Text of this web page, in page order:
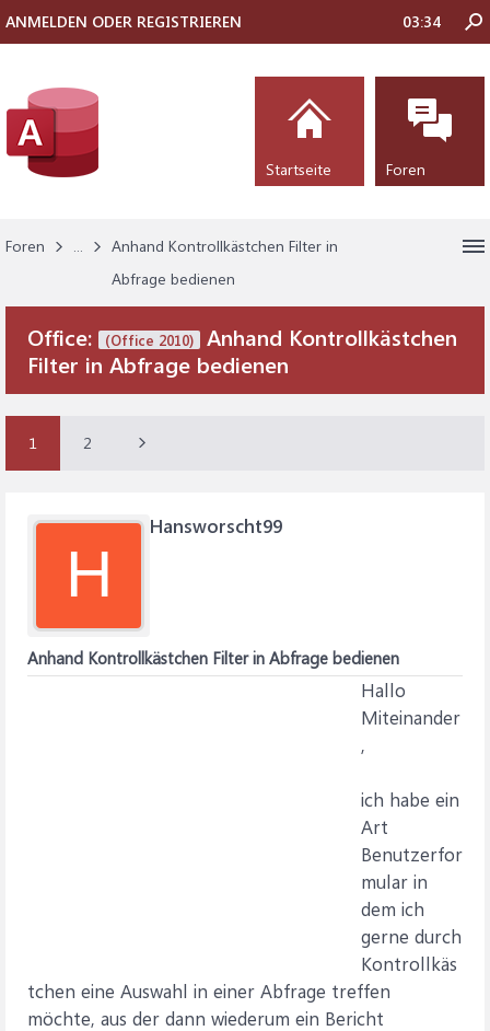
Foren ...
Anhand Kontrollkästchen Filter in
Abfrage bedienen
Office: (Office 2010)
Anhand Kontrollkästchen
Filter in Abfrage bedienen
1 2
H
Hansworscht99
Anhand Kontrollkästchen Filter in Abfrage bedienen
Hallo
Miteinander
,
ich habe ein
Art
Benutzerfor
mular in
dem ich
gerne durch
Kontrollkäs
tchen eine Auswahl in einer Abfrage treffen
möchte, aus der dann wiederum ein Bericht
ANMELDEN ODER REGISTRIEREN 03:34
Startseite Foren